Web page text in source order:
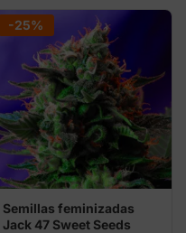
18,00 €
hasta
262,50 €
-25%
Semillas feminizadas
Jack 47 Sweet Seeds